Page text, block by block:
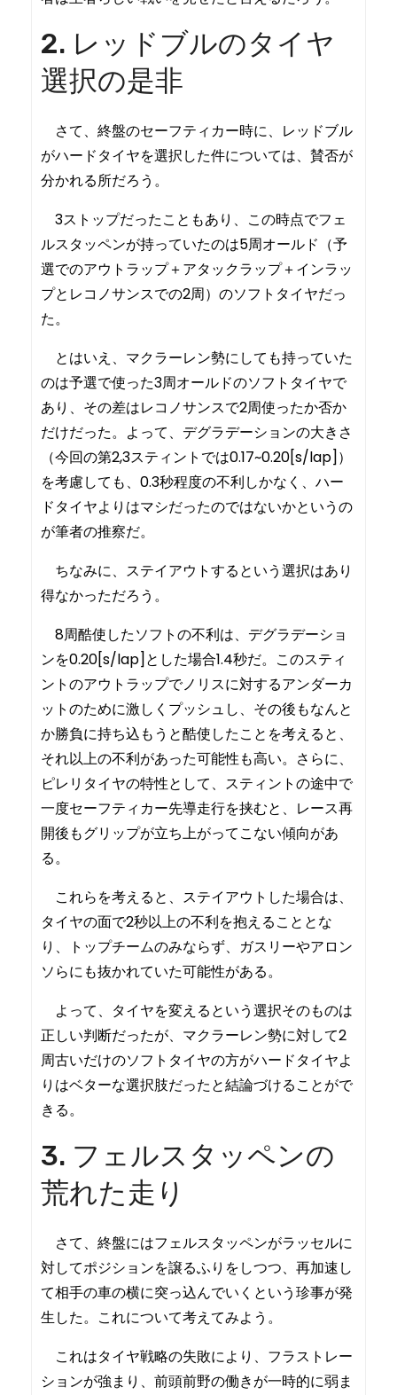
2. レッドブルのタイヤ
選択の是非
さて、終盤のセーフティカー時に、レッドブル
がハードタイヤを選択した件については、賛否が
分かれる所だろう。
3ストップだったこともあり、この時点でフェ
ルスタッペンが持っていたのは5周オールド（予
選でのアウトラップ＋アタックラップ＋インラッ
プとレコノサンスでの2周）のソフトタイヤだっ
た。
とはいえ、マクラーレン勢にしても持っていた
のは予選で使った3周オールドのソフトタイヤで
あり、その差はレコノサンスで2周使ったか否か
だけだった。よって、デグラデーションの大きさ
（今回の第2,3スティントでは0.17~0.20[s/lap]）
を考慮しても、0.3秒程度の不利しかなく、ハー
ドタイヤよりはマシだったのではないかというの
が筆者の推察だ。
ちなみに、ステイアウトするという選択はあり
得なかっただろう。
8周酷使したソフトの不利は、デグラデーショ
ンを0.20[s/lap]とした場合1.4秒だ。このスティ
ントのアウトラップでノリスに対するアンダーカ
ットのために激しくプッシュし、その後もなんと
か勝負に持ち込もうと酷使したことを考えると、
それ以上の不利があった可能性も高い。さらに、
ピレリタイヤの特性として、スティントの途中で
一度セーフティカー先導走行を挟むと、レース再
開後もグリップが立ち上がってこない傾向があ
る。
これらを考えると、ステイアウトした場合は、
タイヤの面で2秒以上の不利を抱えることとな
り、トップチームのみならず、ガスリーやアロン
ソらにも抜かれていた可能性がある。
よって、タイヤを変えるという選択そのものは
正しい判断だったが、マクラーレン勢に対して2
周古いだけのソフトタイヤの方がハードタイヤよ
りはベターな選択肢だったと結論づけることがで
きる。
3. フェルスタッペンの
荒れた走り
さて、終盤にはフェルスタッペンがラッセルに
対してポジションを譲るふりをしつつ、再加速し
て相手の車の横に突っ込んでいくという珍事が発
生した。これについて考えてみよう。
これはタイヤ戦略の失敗により、フラストレー
ションが強まり、前頭前野の働きが一時的に弱ま